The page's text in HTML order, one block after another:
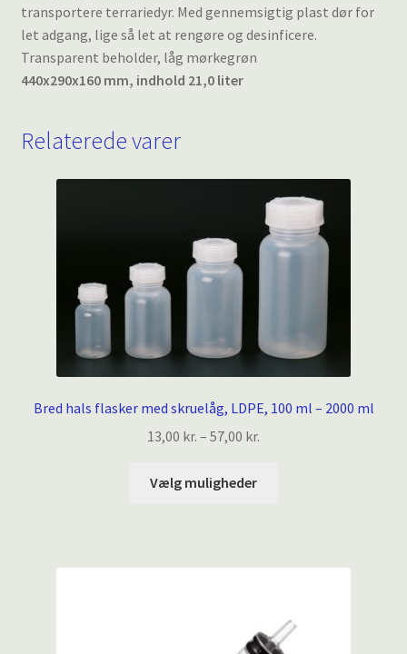
transportere terrariedyr. Med gennemsigtig plast dør for
let adgang, lige så let at rengøre og desinficere.
Transparent beholder, låg mørkegrøn
440x290x160 mm, indhold 21,0 liter
Relaterede varer
Bred hals flasker med skruelåg, LDPE, 100 ml – 2000 ml
13,00 kr. – 57,00 kr.
Vælg muligheder
varianter.
vælges